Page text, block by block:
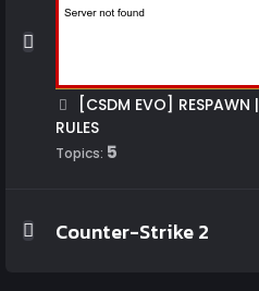
[CSDM EVO] RESPAWN |
RULES
Topics: 5
Counter-Strike 2